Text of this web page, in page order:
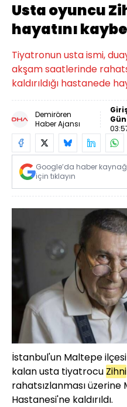
Usta oyuncu
hayatını
Tiyatronun usta ismi,
akşam saatlerinde
kaldırıldığı hastanede
Demirören
Haber Ajansı
Google’da haber
için tıklayın
İstanbul'un Maltepe
kalan usta tiyatrocu Zihni
rahatsızlanması
Hastanesi'ne kaldırıldı.